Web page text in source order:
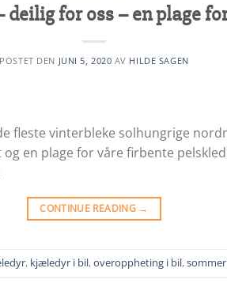
deilig for oss – en plage
POSTET DEN JUNI 5, 2020 AV HILDE SAGEN
fleste vinterbleke solhungrige
en plage for våre firbente
CONTINUE READING →
, kjæledyr i bil,overoppheting i bil,sommer